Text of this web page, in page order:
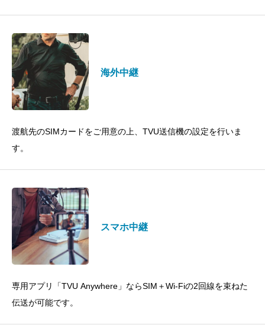
海外中継
渡航先のSIMカードをご用意の上、TVU送信機の設定を行いま
す。
スマホ中継
専用アプリ「TVU Anywhere」ならSIM＋Wi-Fiの2回線を束ねた
伝送が可能です。